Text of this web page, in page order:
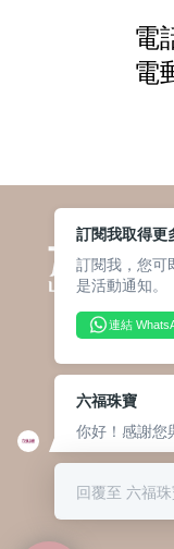
訂閱我取得更
訂閱我，您可
是活動通知。
連結
六福珠寶
你好！感謝您
回覆至 六福